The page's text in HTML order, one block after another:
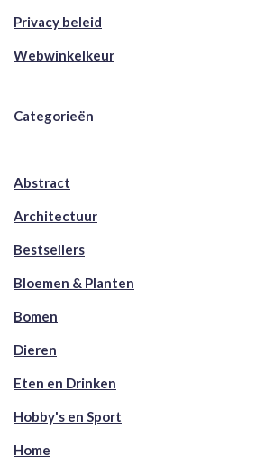
Privacy beleid
Webwinkelkeur
Categorieën
Abstract
Architectuur
Bestsellers
Bloemen & Planten
Bomen
Dieren
Eten en Drinken
Hobby's en Sport
Home